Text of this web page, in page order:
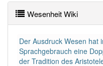
Wörter, die mit "-heit"
Wesenheit Wiki
Der Ausdruck Wesen hat
Sprachgebrauch eine
der Tradition des